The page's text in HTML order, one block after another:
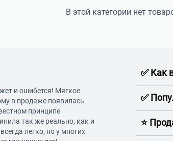
В этой категории нет
и ошибется! Мягкое
в продаже появилась
принципе
так же реально, как и
легко, но у многих
✅ Как
✅
⭐️